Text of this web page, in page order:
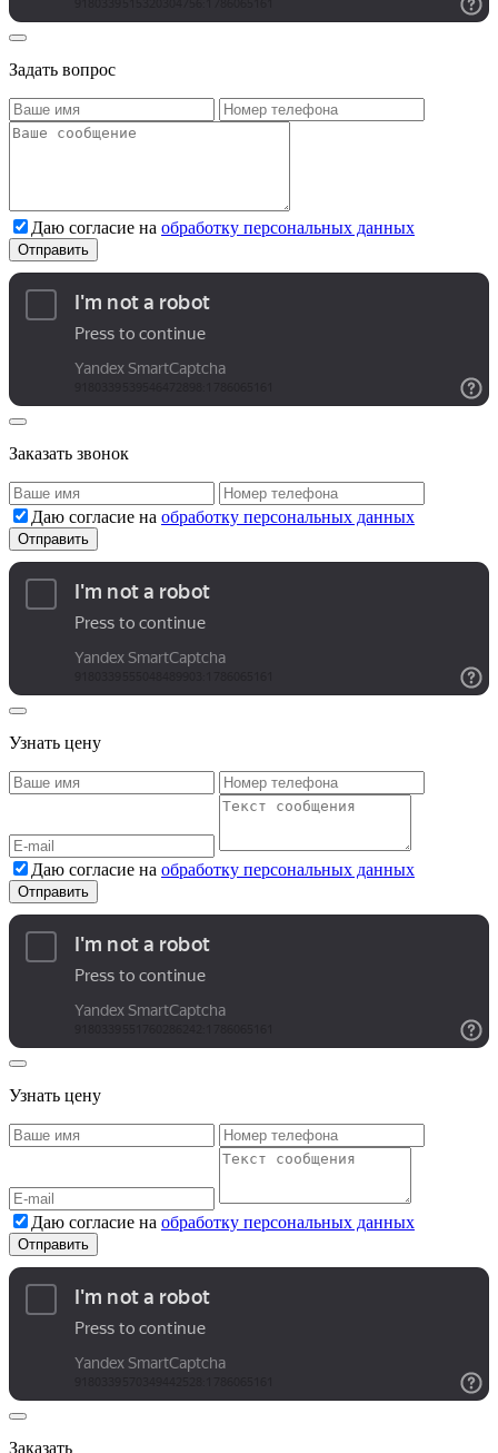
Задать вопрос
Даю согласие на обработку персональных данных
Заказать звонок
Даю согласие на обработку персональных данных
Узнать цену
Даю согласие на обработку персональных данных
Узнать цену
Даю согласие на обработку персональных данных
Заказать